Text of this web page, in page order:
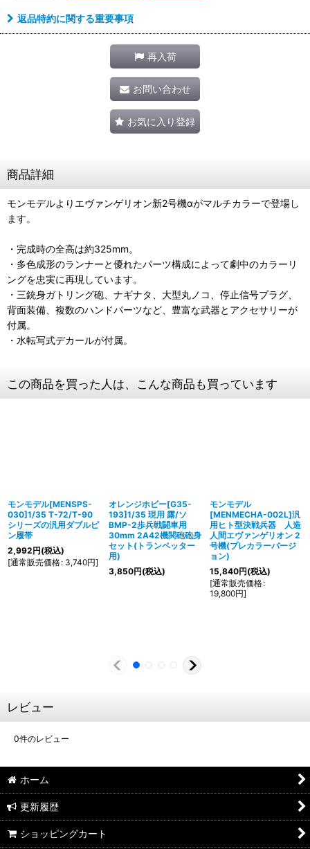
返品特約に関する重要事項
再入荷
お問い合わせ
お気に入り登録
商品詳細
モンモデルよりエヴァンゲリオン新2号機αがマルチカラーで登場し
ます。
・完成時の全高は約325mm。
・多色成形のランナーと優れたパーツ構成によって劇中のカラーリ
ングを忠実に再現しています。
・三銃身ガトリング砲、ナギナタ、大型丸ノコ、停止信号プラグ、
背面装備、複数のハンドパーツなど、豊富な武器とアクセサリーが
付属。
・水転写式デカールが付属。
この商品を買った人は、こんな商品も買っています
モンモデル[MENSPS-
030]1/35 T-72/T-90
シリーズの汎用ダブルピ
ン履帯
2,992円(税込)
[通常販売価格: 3,740円]
オレンジホビー[G35-
193]1/35 現用 露/ソ
BMP-2歩兵戦闘車用
30mm 2A42機関砲砲身
セット(トランペッター
用)
3,850円(税込)
モンモデル
[MENMECHA-002L]汎
用ヒト型決戦兵器 人造
人間エヴァンゲリオン 2
号機(プレカラーバージ
ョン)
15,840円(税込)
[通常販売価格:
19,800円]
レビュー
0件のレビュー
ホーム
更新履歴
ショッピングカート